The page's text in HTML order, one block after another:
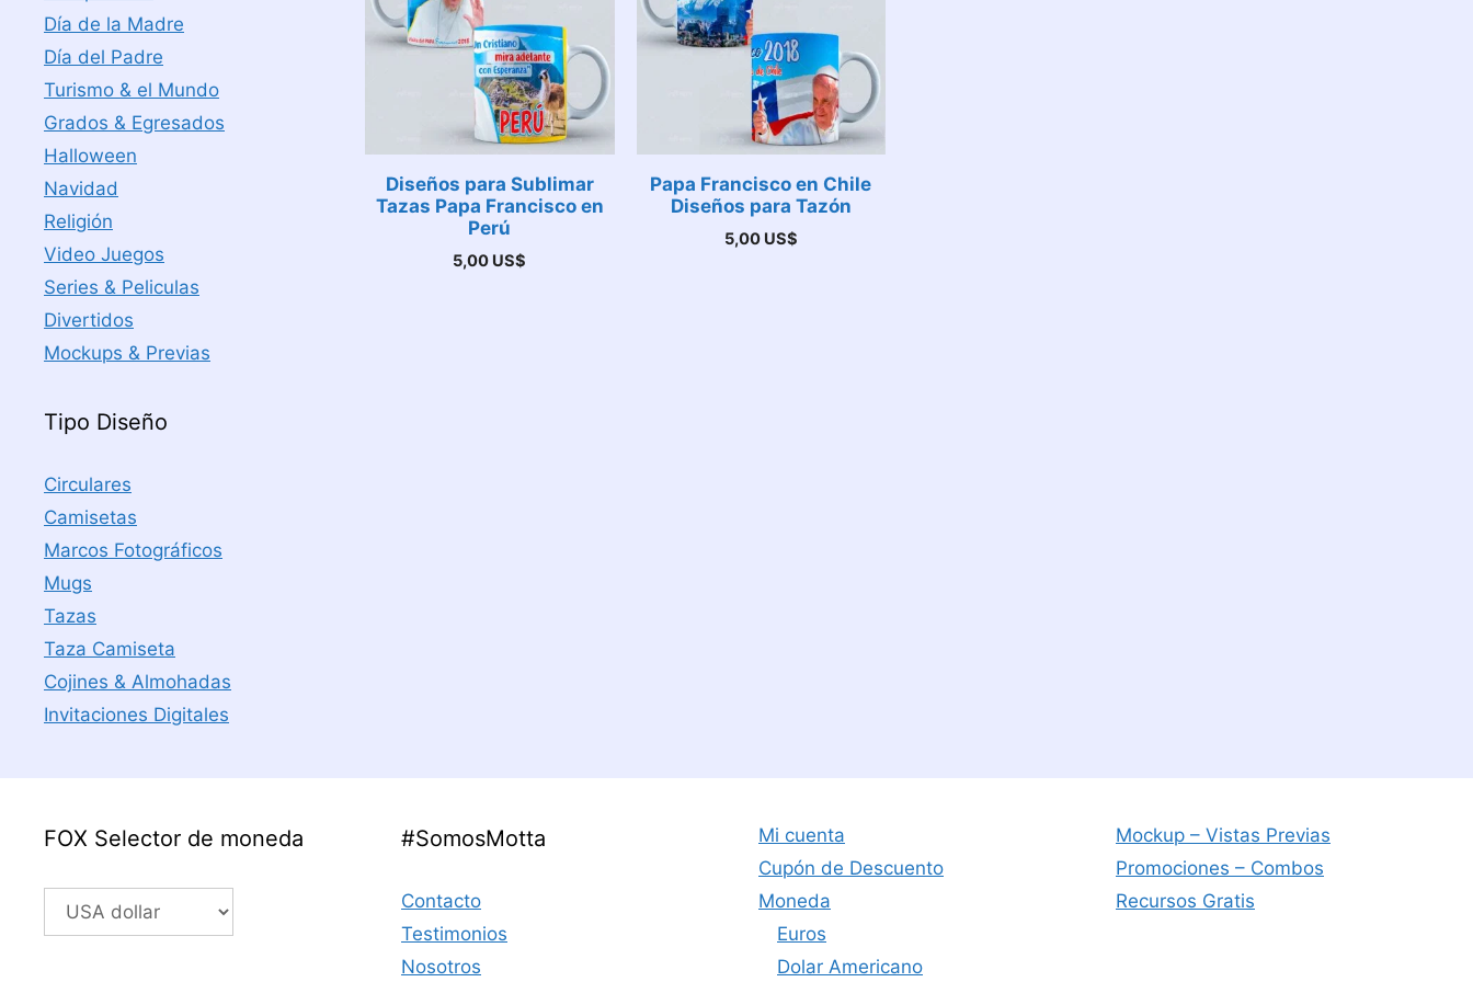
Diseños para Sublimar
Tazas Papa Francisco en
Perú
5,00 US$
Papa Francisco en Chile
Diseños para Tazón
5,00 US$
Día de la Madre
Día del Padre
Turismo & el Mundo
Grados & Egresados
Halloween
Navidad
Religión
Video Juegos
Series & Peliculas
Divertidos
Mockups & Previas
Tipo Diseño
Circulares
Camisetas
Marcos Fotográficos
Mugs
Tazas
Taza Camiseta
Cojines & Almohadas
Invitaciones Digitales
FOX Selector de moneda #SomosMotta
Contacto
Testimonios
Nosotros
Mi cuenta
Cupón de Descuento
Moneda
Euros
Dolar Americano
Mockup – Vistas Previas
Promociones – Combos
Recursos Gratis